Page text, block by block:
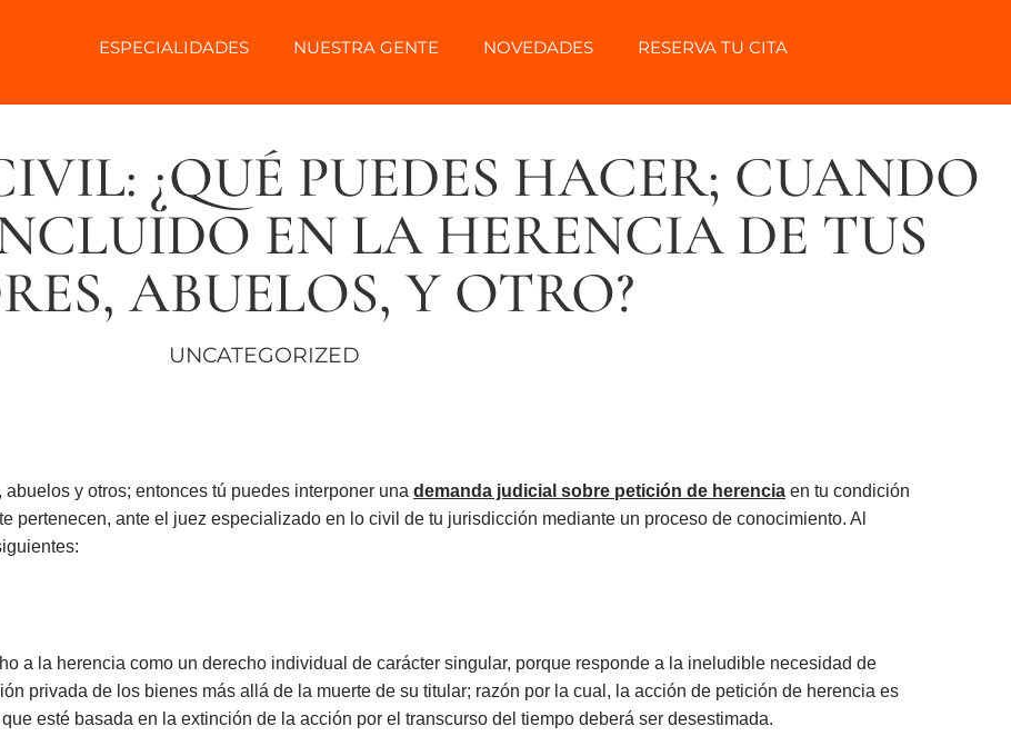
ESPECIALIDADES NUESTRA GENTE NOVEDADES RESERVA TU CITA
¿QUÉ PUEDES HACER; CUANDO
EN LA HERENCIA DE TUS
ABUELOS, Y OTRO?
UNCATEGORIZED
y otros; entonces tú puedes interponer una demanda judicial sobre petición de herencia en tu condición
pertenecen, ante el juez especializado en lo civil de tu jurisdicción mediante un proceso de conocimiento. Al
a la herencia como un derecho individual de carácter singular, porque responde a la ineludible necesidad de
privada de los bienes más allá de la muerte de su titular; razón por la cual, la acción de petición de herencia es
esté basada en la extinción de la acción por el transcurso del tiempo deberá ser desestimada.